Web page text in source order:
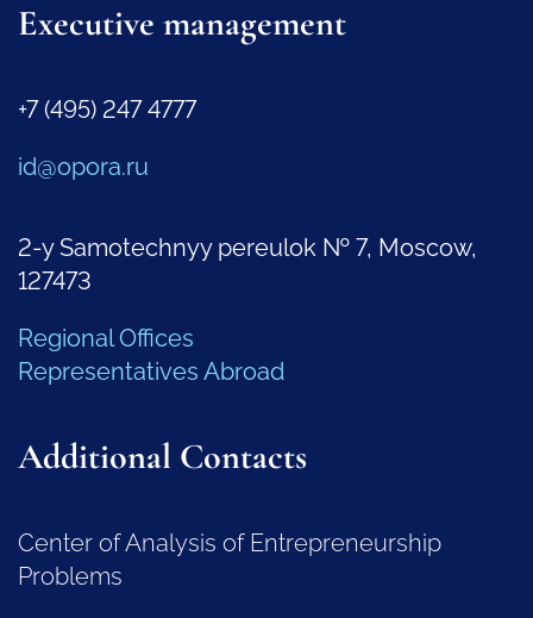
Executive management
+7 (495) 247 4777
id@opora.ru
2-y Samotechnyy pereulok № 7, Moscow,
127473
Regional Offices
Representatives Abroad
Additional Contacts
Center of Analysis of Entrepreneurship
Problems